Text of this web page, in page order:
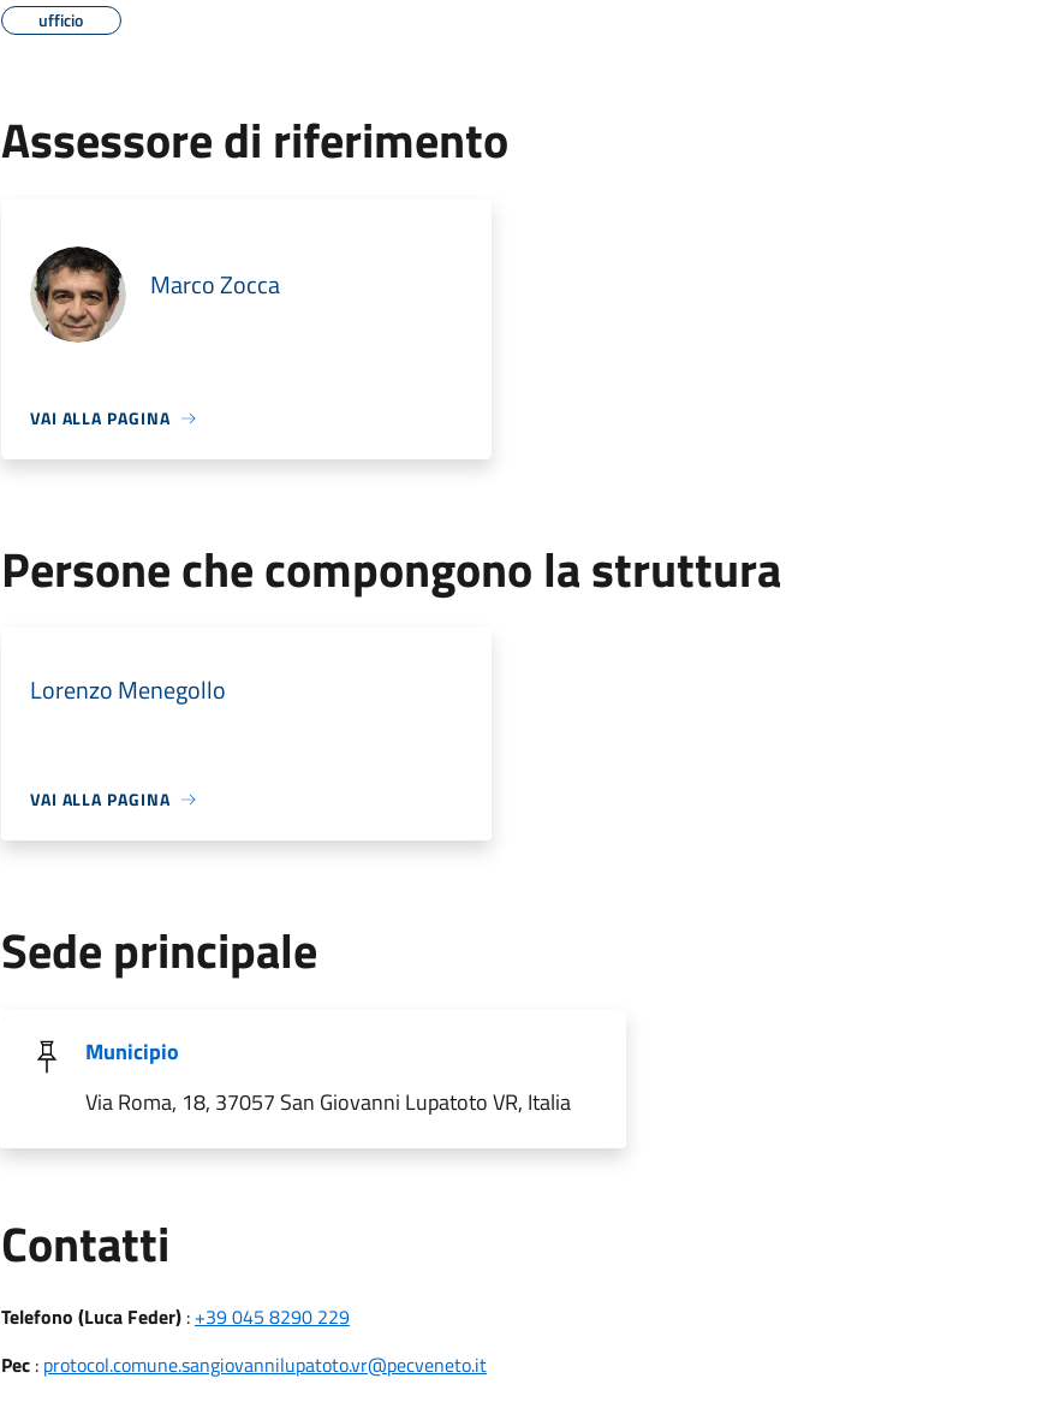
ufficio
Assessore di riferimento
Marco Zocca
VAI ALLA PAGINA
Persone che compongono la struttura
Lorenzo Menegollo
VAI ALLA PAGINA
Sede principale
Municipio
Via Roma, 18, 37057 San Giovanni Lupatoto VR, Italia
Contatti
Telefono (Luca Feder): +39 045 8290 229
Pec: protocol.comune.sangiovannilupatoto.vr@pecveneto.it